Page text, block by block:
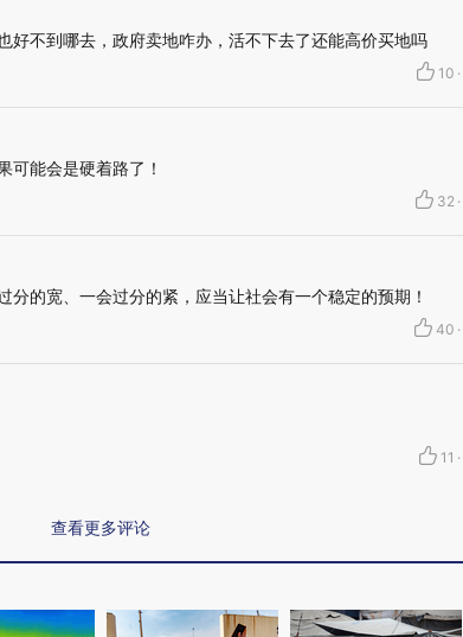
好不到哪去，政府卖地咋办，活不下去了还能高价买地吗
10 ·
可能会是硬着路了！
32 ·
分的宽、一会过分的紧，应当让社会有一个稳定的预期！
40 ·
11 ·
查看更多评论